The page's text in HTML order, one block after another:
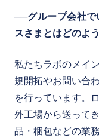
──グループ会社で
スさまとはどのよ
私たちラボのメイ
規開拓やお問い合
を行っています。
外工場から送って
品・梱包などの業